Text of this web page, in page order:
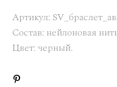
Артикул:
Состав: нейлоновая
Цвет: черный.